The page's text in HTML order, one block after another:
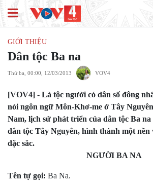
GIỚI THIỆU
Dân tộc Ba na
Thứ ba, 00:00, 12/03/2013 VOV4
[VOV4] - Là tộc người có dân số đông
nói ngôn ngữ Môn-Khơ-me ở Tây
Nam, lịch sử phát triển của dân tộc Ba na
dân tộc Tây Nguyên, hình thành một nền
đặc sắc.
NGƯỜI BA NA
Tên tự gọi: Ba Na.